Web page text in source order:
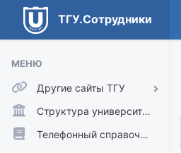
ТГУ.Сотрудники
МЕНЮ
Другие сайты ТГУ
ТГУ.Аккаунты
ТГУ.Расписание
Структура университета
Телефонный справочник